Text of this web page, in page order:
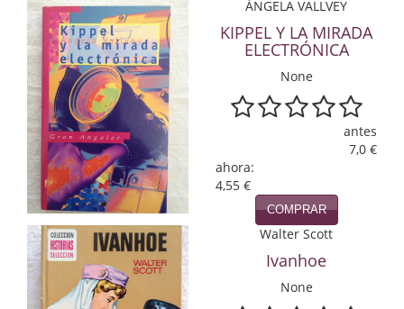
Ensayo
Ensayo literario
Filosofía
Física y Química
Física y química
Guerra Civil Española
Historia
historia
ÁNGELA VALLVEY
KIPPEL Y LA MIRADA
ELECTRÓNICA
None
antes
7,0 €
ahora:
4,55 €
COMPRAR
Walter Scott
Ivanhoe
None